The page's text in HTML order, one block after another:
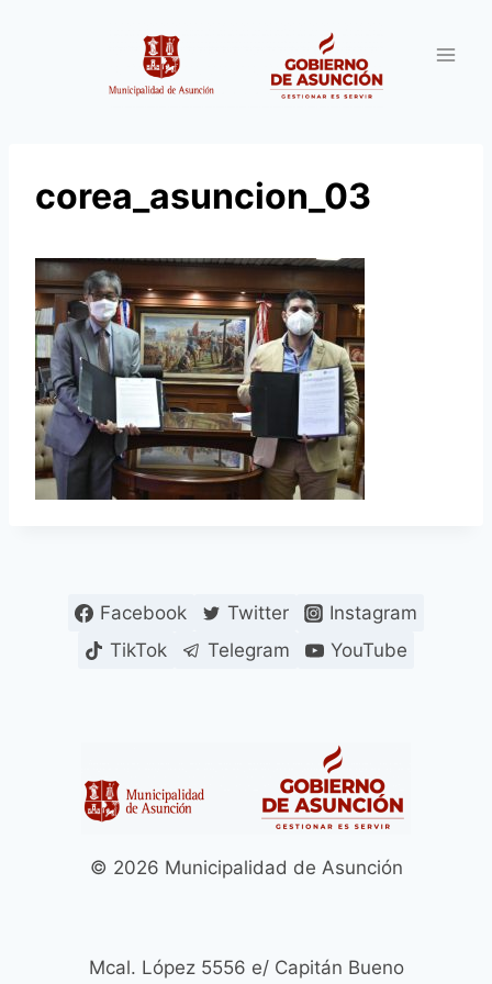
corea_asuncion_03
Facebook Twitter
Instagram
TikTok
Telegram YouTube
© 2026 Municipalidad de Asunción
Mcal. López 5556 e/ Capitán Bueno